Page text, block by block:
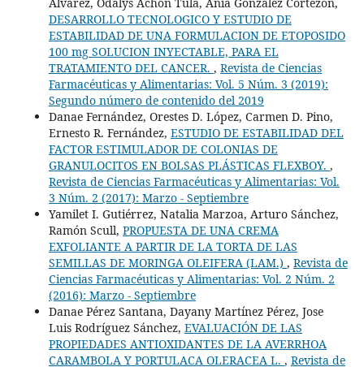
DESARROLLO TECNOLOGICO Y ESTUDIO DE
ESTABILIDAD DE UNA FORMULACION DE ETOPOSIDO
100 mg SOLUCION INYECTABLE, PARA EL
TRATAMIENTO DEL CANCER. , Revista de Ciencias
Farmacéuticas y Alimentarias: Vol. 5 Núm. 3 (2019):
Segundo número de contenido del 2019
Danae Fernández, Orestes D. López, Carmen D. Pino,
Ernesto R. Fernández, ESTUDIO DE ESTABILIDAD DEL
FACTOR ESTIMULADOR DE COLONIAS DE
GRANULOCITOS EN BOLSAS PLÁSTICAS FLEXBOY. ,
Revista de Ciencias Farmacéuticas y Alimentarias: Vol.
3 Núm. 2 (2017): Marzo - Septiembre
Yamilet I. Gutiérrez, Natalia Marzoa, Arturo Sánchez,
Ramón Scull, PROPUESTA DE UNA CREMA
EXFOLIANTE A PARTIR DE LA TORTA DE LAS
SEMILLAS DE MORINGA OLEIFERA (LAM.) , Revista de
Ciencias Farmacéuticas y Alimentarias: Vol. 2 Núm. 2
(2016): Marzo - Septiembre
Danae Pérez Santana, Dayany Martínez Pérez, Jose
Luis Rodríguez Sánchez, EVALUACIÓN DE LAS
PROPIEDADES ANTIOXIDANTES DE LA AVERRHOA
CARAMBOLA Y PORTULACA OLERACEA L. , Revista de